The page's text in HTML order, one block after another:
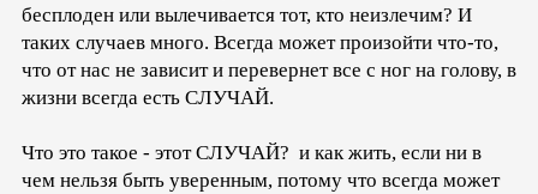
бесплоден или вылечивается тот, кто неизлечим? И
таких случаев много. Всегда может произойти что-то,
что от нас не зависит и перевернет все с ног на голову, в
жизни всегда есть СЛУЧАЙ.
Что это такое - этот СЛУЧАЙ? и как жить, если ни в
чем нельзя быть уверенным, потому что всегда может